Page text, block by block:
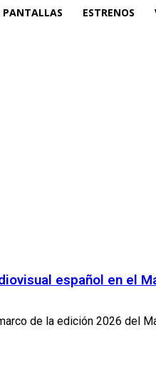
PANTALLAS ESTRENOS
español en el
de la edición 2026 del